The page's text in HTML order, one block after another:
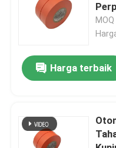
Kontrol kualitas
Hubungi kami
Tape Harness
Harga terbaik